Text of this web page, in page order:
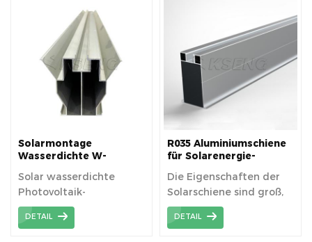
Solarmontage
Wasserdichte W-
Solar wasserdichte
Photovoltaik-
Halterungslösung von W-
Führungsschiene.
DETAIL
R035 Aluminiumschiene
für Solarenergie-
Die Eigenschaften der
Solarschiene sind groß,
hochfest, die
Spannweite kann
DETAIL